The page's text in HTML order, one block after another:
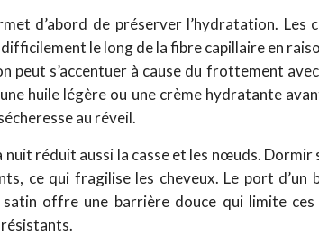
d’abord de préserver l’hydratation. Les
le long de la fibre capillaire en
peut s’accentuer à cause du frottement
une huile légère ou une crème hydratante
au réveil.
nuit réduit aussi la casse et les nœuds.
ce qui fragilise les cheveux. Le port d’un
satin offre une barrière douce qui limite